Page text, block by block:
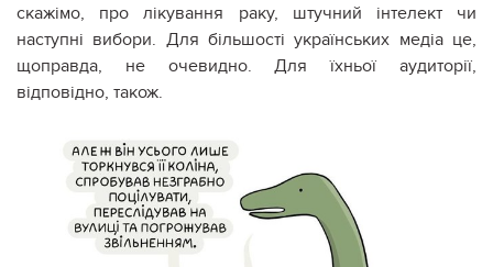
скажімо, про лікування раку, штучний інтелект чи
наступні вибори. Для більшості українських медіа це,
щоправда, не очевидно. Для їхньої аудиторії,
відповідно, також.